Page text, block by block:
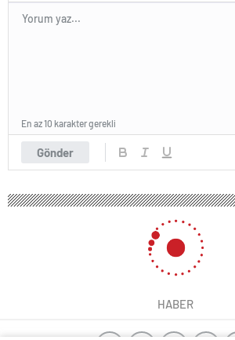
Gönder
En az 10 karakter gerekli
HABER